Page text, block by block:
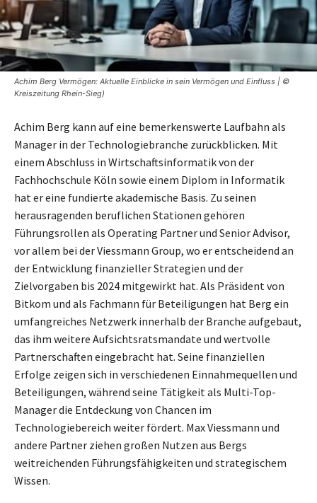
Achim Berg Vermögen: Aktuelle Einblicke in sein Vermögen und Einfluss | ©
Kreiszeitung Rhein-Sieg)
Achim Berg kann auf eine bemerkenswerte Laufbahn als
Manager in der Technologiebranche zurückblicken. Mit
einem Abschluss in Wirtschaftsinformatik von der
Fachhochschule Köln sowie einem Diplom in Informatik
hat er eine fundierte akademische Basis. Zu seinen
herausragenden beruflichen Stationen gehören
Führungsrollen als Operating Partner und Senior Advisor,
vor allem bei der Viessmann Group, wo er entscheidend an
der Entwicklung finanzieller Strategien und der
Zielvorgaben bis 2024 mitgewirkt hat. Als Präsident von
Bitkom und als Fachmann für Beteiligungen hat Berg ein
umfangreiches Netzwerk innerhalb der Branche aufgebaut,
das ihm weitere Aufsichtsratsmandate und wertvolle
Partnerschaften eingebracht hat. Seine finanziellen
Erfolge zeigen sich in verschiedenen Einnahmequellen und
Beteiligungen, während seine Tätigkeit als Multi-Top-
Manager die Entdeckung von Chancen im
Technologiebereich weiter fördert. Max Viessmann und
andere Partner ziehen großen Nutzen aus Bergs
weitreichenden Führungsfähigkeiten und strategischem
Wissen.